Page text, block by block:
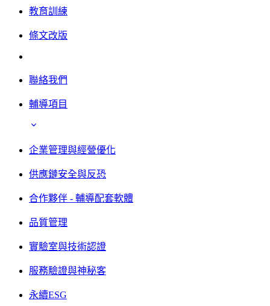
教育訓練
條文改版
聯絡我們
輔導項目
企業管理與經營優化
供應鏈安全與反恐
合作夥伴 - 輔導配套軟體
品質管理
實驗室與技術認證
服務驗證與神秘客
永續ESG